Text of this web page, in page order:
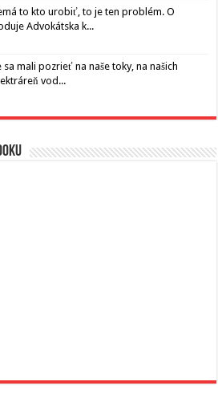
to kto urobiť, to je ten problém. O
Advokátska k...
sa mali pozrieť na naše toky, na našich
vod...